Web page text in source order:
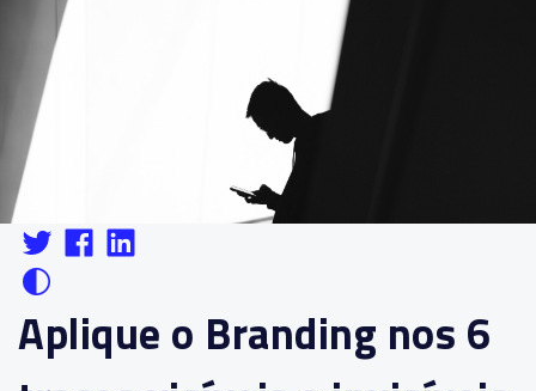
Aplique o Branding nos 6